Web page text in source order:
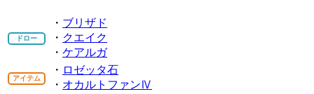
ドロー
・ ブリザド
・ クエイク
・ ケアルガ
アイテム
・ ロゼッタ石
・ オカルトファンⅣ